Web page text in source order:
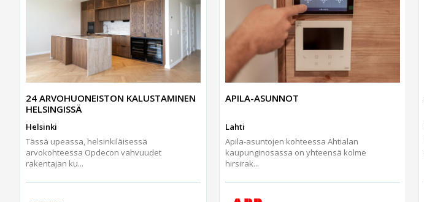
24 ARVOHUONEISTON KALUSTAMINEN
HELSINGISSÄ
Helsinki
Tässä upeassa, helsinkiläisessä
arvokohteessa Opdecon vahvuudet
rakentajan ku...
APILA-ASUNNOT
Lahti
Apila-asuntojen kohteessa Ahtialan
kaupunginosassa on yhteensä kolme
hirsirak...